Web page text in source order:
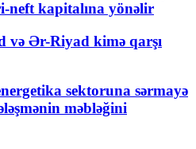
neft kapitalına yönəlir
və Ər-Riyad kimə qarşı
sektoruna sərmayə
məbləğini